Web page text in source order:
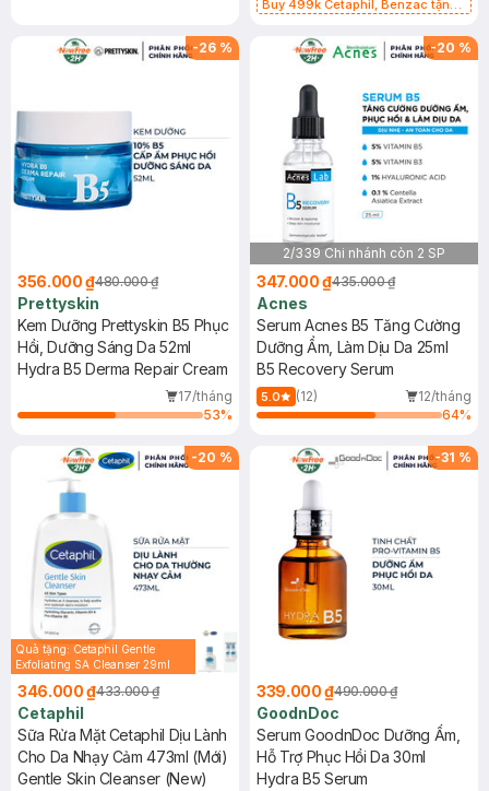
Buy 499k Cetaphil, Benzac tặng
-26 %
356.000 ₫480.000 ₫
Prettyskin
Kem Dưỡng Prettyskin B5 Phục
Hồi, Dưỡng Sáng Da 52ml
Hydra B5 Derma Repair Cream
17/tháng
53%
-20 %
2/339 Chi nhánh còn 2 SP
347.000 ₫435.000 ₫
Acnes
Serum Acnes B5 Tăng Cường
Dưỡng Ẩm, Làm Dịu Da 25ml
B5 Recovery Serum
5.0 (12)
12/tháng
64%
-20 %
Quà tặng: Cetaphil Gentle
Exfoliating SA Cleanser 29ml
346.000 ₫433.000 ₫
Cetaphil
Sữa Rửa Mặt Cetaphil Dịu Lành
Cho Da Nhạy Cảm 473ml (Mới)
Gentle Skin Cleanser (New)
-31 %
339.000 ₫490.000 ₫
GoodnDoc
Serum GoodnDoc Dưỡng Ẩm,
Hỗ Trợ Phục Hồi Da 30ml
Hydra B5 Serum